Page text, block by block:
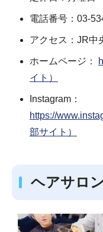
電話番号：03-
アクセス：JR中
ホームページ：
イト）
Instagram：
https://
部サイト）
ヘアサロ